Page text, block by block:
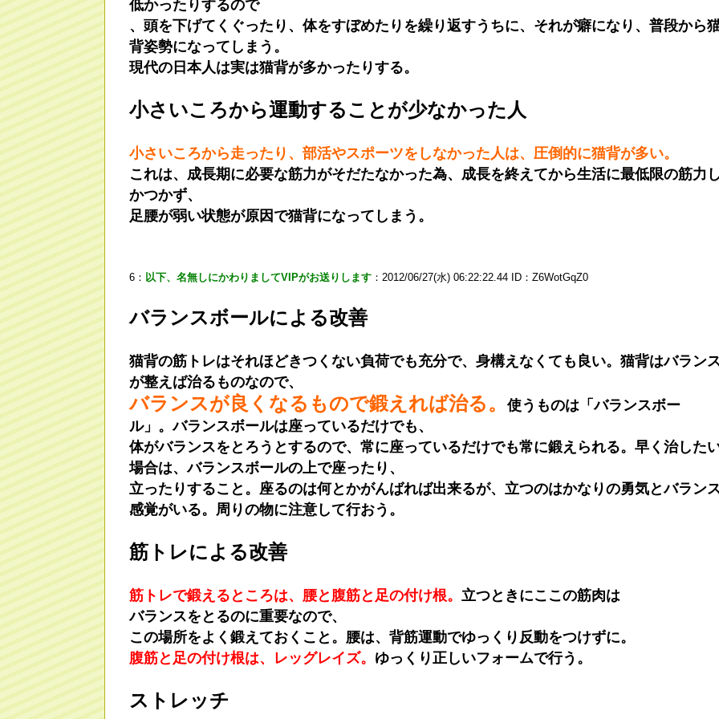
低かったりするので
、頭を下げてくぐったり、体をすぼめたりを繰り返すうちに、それが癖になり、普段から
背姿勢になってしまう。
現代の日本人は実は猫背が多かったりする。
小さいころから運動することが少なかった人
小さいころから走ったり、部活やスポーツをしなかった人は、圧倒的に猫背が多い。
これは、成長期に必要な筋力がそだたなかった為、成長を終えてから生活に最低限の筋力
かつかず、
足腰が弱い状態が原因で猫背になってしまう。
6： 以下、名無しにかわりましてVIPがお送りします ：2012/06/27(水) 06:22:22.44 ID：Z6WotGqZ0
バランスボールによる改善
猫背の筋トレはそれほどきつくない負荷でも充分で、身構えなくても良い。猫背はバラン
が整えば治るものなので、
バランスが良くなるもので鍛えれば治る。
使うものは「バランスボー
ル」。バランスボールは座っているだけでも、
体がバランスをとろうとするので、常に座っているだけでも常に鍛えられる。早く治した
場合は、バランスボールの上で座ったり、
立ったりすること。座るのは何とかがんばれば出来るが、立つのはかなりの勇気とバラン
感覚がいる。周りの物に注意して行おう。
筋トレによる改善
筋トレで鍛えるところは、腰と腹筋と足の付け根。 立つときにここの筋肉は
バランスをとるのに重要なので、
この場所をよく鍛えておくこと。腰は、背筋運動でゆっくり反動をつけずに。
腹筋と足の付け根は、レッグレイズ。 ゆっくり正しいフォームで行う。
ストレッチ